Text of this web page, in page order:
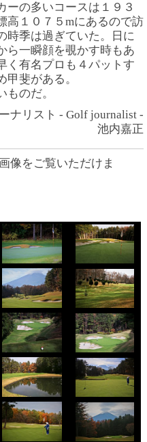
ーの多いコースは１９３
高１０７５mにあるので訪
時季は過ぎていた。日に
ら一瞬顔を覗かす時もあ
く有名プロも４パットす
斐がある。
のだ。
ナリスト - Golf journalist -
池内嘉正
像をご覧いただけま